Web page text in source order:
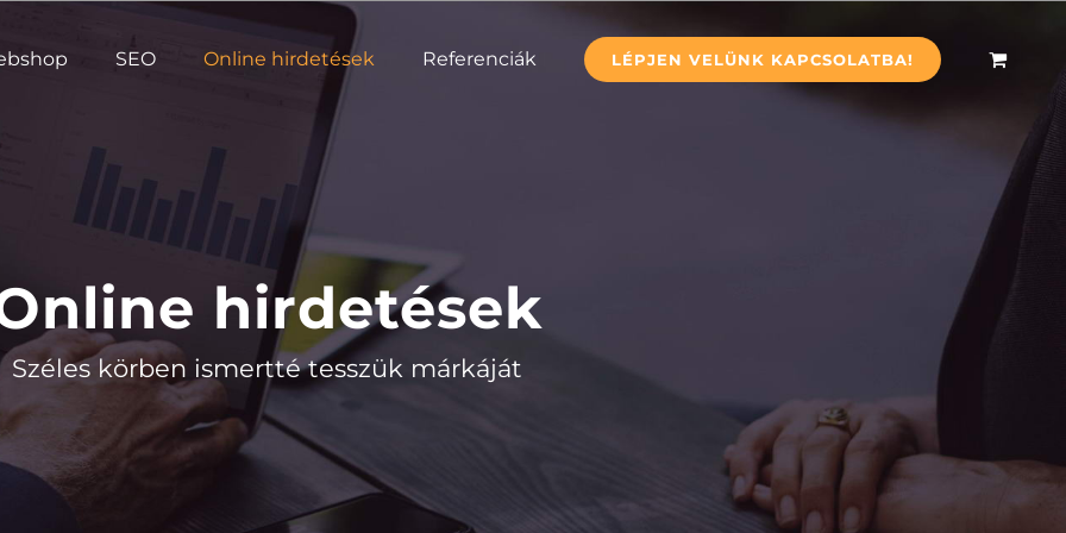
SEO Online hirdetések Referenciák LÉPJEN VELÜNK KAPCSOLATBA!
hirdetések
Széles körben ismertté tesszük márkáját